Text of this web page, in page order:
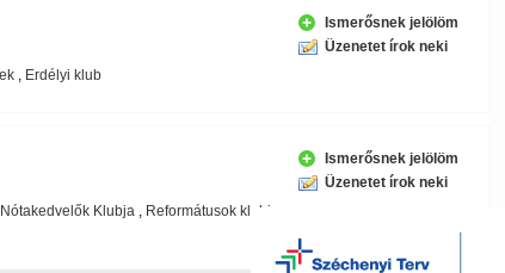
, Erdélyi klub
Ismerősnek jelölöm
Üzenetet írok neki
Nótakedvelők Klubja, Reformátusok klubja
Ismerősnek jelölöm
Üzenetet írok neki